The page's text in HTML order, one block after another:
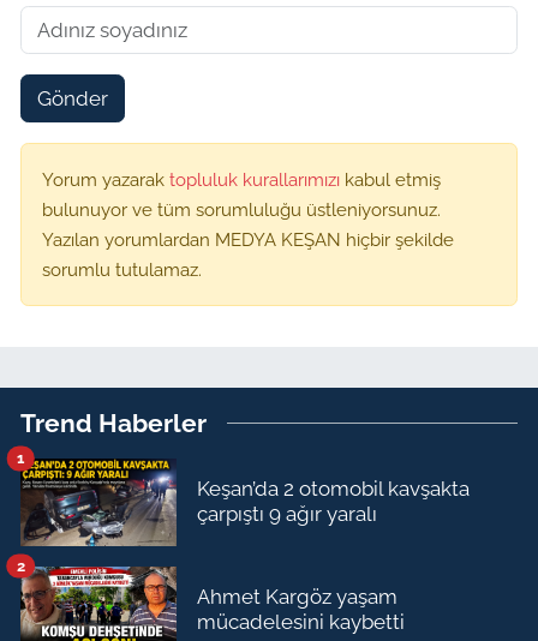
Gönder
Yorum yazarak topluluk kurallarımızı kabul etmiş
bulunuyor ve tüm sorumluluğu üstleniyorsunuz.
Yazılan yorumlardan MEDYA KEŞAN hiçbir şekilde
sorumlu tutulamaz.
Trend Haberler
Keşan’da 2 otomobil kavşakta
çarpıştı 9 ağır yaralı
1
Ahmet Kargöz yaşam
mücadelesini kaybetti
2